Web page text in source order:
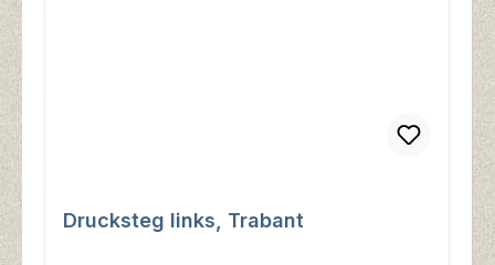
Drucksteg links, Trabant